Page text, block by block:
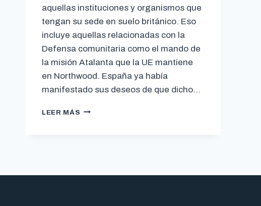
aquellas instituciones y organismos que
tengan su sede en suelo británico. Eso
incluye aquellas relacionadas con la
Defensa comunitaria como el mando de
la misión Atalanta que la UE mantiene
en Northwood. España ya había
manifestado sus deseos de que dicho…
LEER MÁS